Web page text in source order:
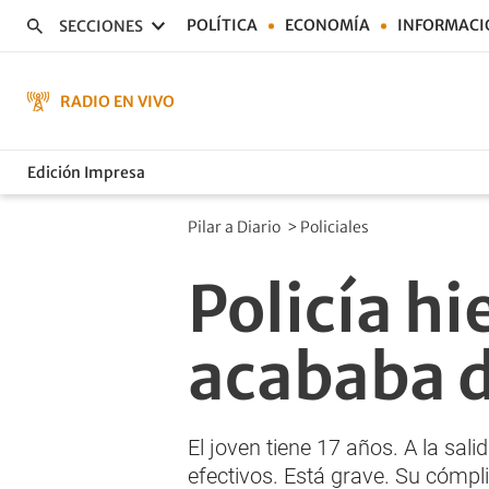
SECCIONES POLÍTICA ECONOMÍA
RADIO EN VIVO
Edición Impresa
Pilar a Diario > Policiales
Policía
acababa
El joven tiene 17 años. A la
efectivos. Está grave. Su